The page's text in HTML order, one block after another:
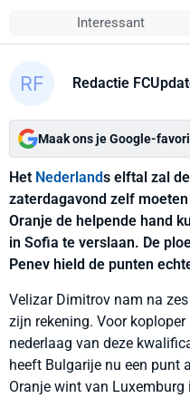
Interessant
Redactie
Maak ons je Google-
Het Nederlands elftal zal
zaterdagavond zelf
Oranje de helpende hand
in Sofia te verslaan. De
Penev hield de punten
Velizar Dimitrov nam na
zijn rekening. Voor
nederlaag van deze
heeft Bulgarije nu een punt
Oranje wint van